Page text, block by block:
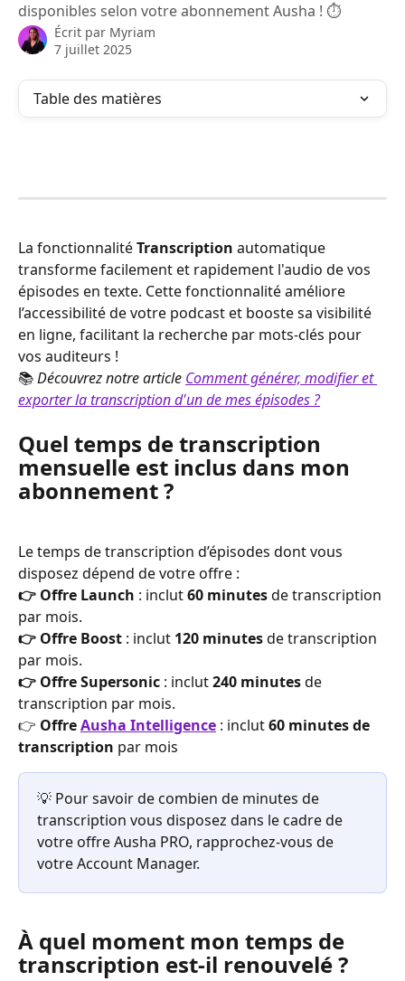
disponibles selon votre abonnement Ausha ! ⏱️
Écrit par Myriam
7 juillet 2025
Table des matières
La fonctionnalité Transcription automatique
transforme facilement et rapidement l'audio de vos
épisodes en texte. Cette fonctionnalité améliore
l’accessibilité de votre podcast et booste sa visibilité
en ligne, facilitant la recherche par mots-clés pour
vos auditeurs !
📚 Découvrez notre article Comment générer, modifier et
exporter la transcription d'un de mes épisodes ?
Quel temps de transcription
mensuelle est inclus dans mon
abonnement ?
Le temps de transcription d’épisodes dont vous
disposez dépend de votre offre :
👉 Offre Launch : inclut 60 minutes de transcription
par mois.
👉 Offre Boost : inclut 120 minutes de transcription
par mois.
👉 Offre Supersonic : inclut 240 minutes de
transcription par mois.
👉 Offre Ausha Intelligence : inclut 60 minutes de
transcription par mois
💡 Pour savoir de combien de minutes de
transcription vous disposez dans le cadre de
votre offre Ausha PRO, rapprochez-vous de
votre Account Manager.
À quel moment mon temps de
transcription est-il renouvelé ?